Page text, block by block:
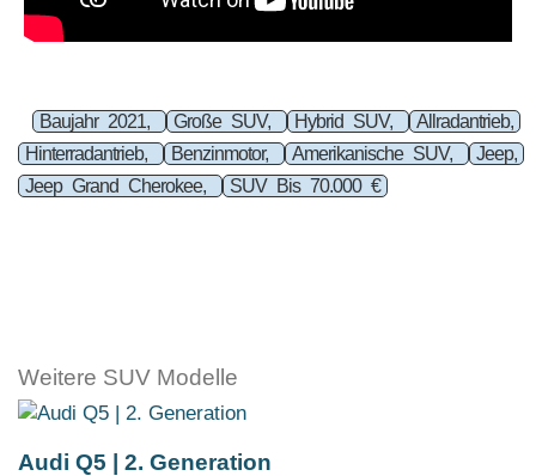
Baujahr 2021, Große SUV, Hybrid SUV,
Allradantrieb,
Hinterradantrieb,
Benzinmotor, Amerikanische SUV,
Jeep,
Jeep Grand Cherokee,
SUV Bis 70.000 €
Weitere SUV Modelle
Audi Q5 | 2. Generation